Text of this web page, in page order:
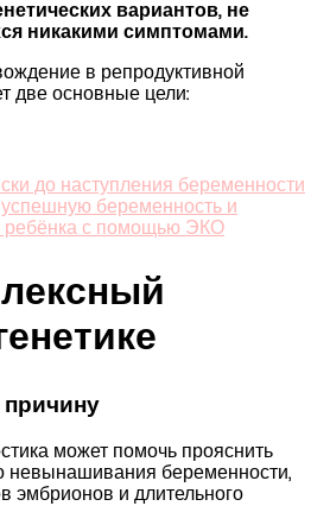
вариантов, не
никакими симптомами.
в репродуктивной
две основные цели:
до наступления беременности
беременность и
ребёнка с помощью ЭКО
может помочь прояснить
невынашивания беременности,
эмбрионов и длительного